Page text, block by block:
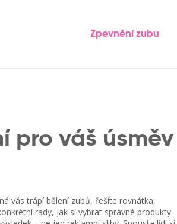
Zpevnění zubu
pro váš úsměv
vás trápí bělení zubů, řešíte rovnátka,
rady, jak si vybrat správné produkty